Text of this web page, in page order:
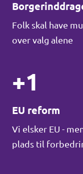
Folk skal have
over valg alene
+1
EU reform
Vi elsker EU -
plads til